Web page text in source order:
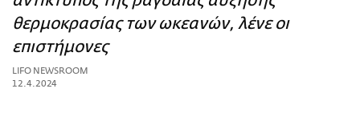
ΑΜΠΑ
PRINT
θερμοκρασίας των ωκεανών, λένε οι
επιστήμονες
LIFO NEWSROOM
12.4.2024